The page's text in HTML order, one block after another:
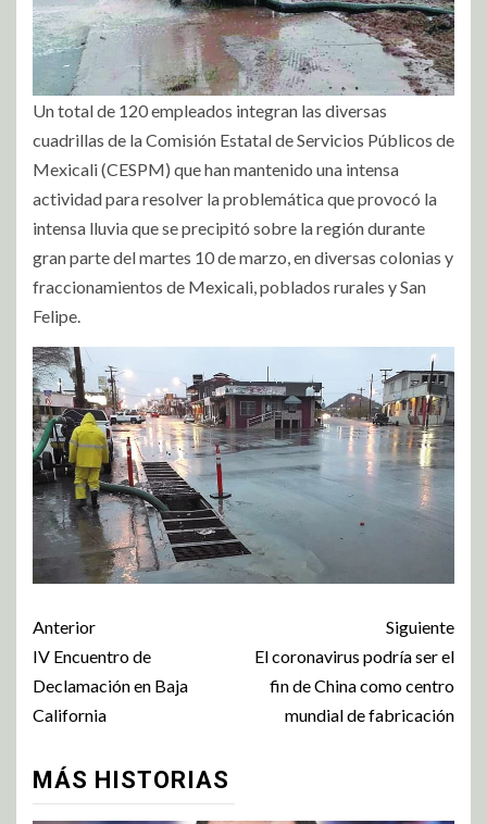
Un total de 120 empleados integran las diversas
cuadrillas de la Comisión Estatal de Servicios Públicos de
Mexicali (CESPM) que han mantenido una intensa
actividad para resolver la problemática que provocó la
intensa lluvia que se precipitó sobre la región durante
gran parte del martes 10 de marzo, en diversas colonias y
fraccionamientos de Mexicali, poblados rurales y San
Felipe.
Anterior
IV Encuentro de
Declamación en Baja
California
Siguiente
El coronavirus podría ser el
fin de China como centro
mundial de fabricación
MÁS HISTORIAS